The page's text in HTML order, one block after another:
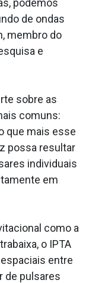
de ondas
membro do
e
sobre as
comuns:
que mais esse
possa resultar
individuais
em
como a
o IPTA
entre
de pulsares